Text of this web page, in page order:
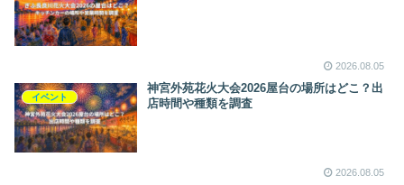
2026.08.05
イベント
神宮外苑花火大会2026屋台の場所はどこ？出
店時間や種類を調査
2026.08.05